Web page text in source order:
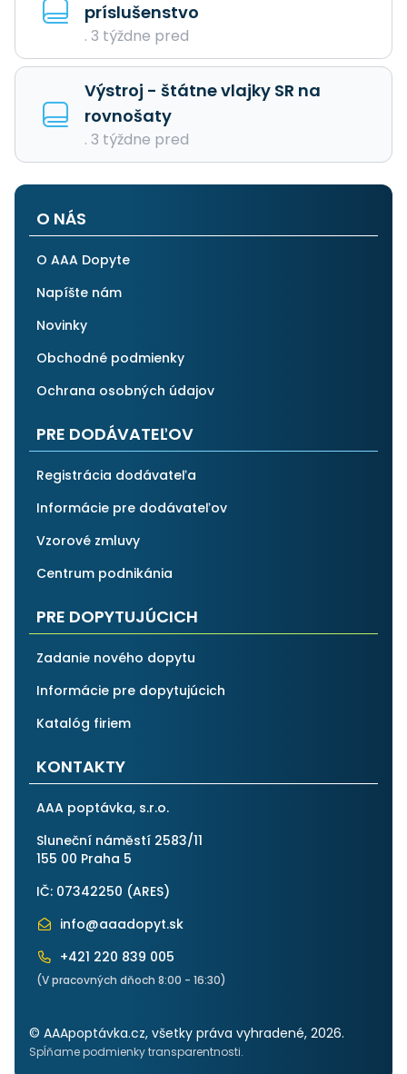
príslušenstvo
. 3 týždne pred
Výstroj - štátne vlajky SR na
rovnošaty
. 3 týždne pred
O NÁS
O AAA Dopyte
Napíšte nám
Novinky
Obchodné podmienky
Ochrana osobných údajov
PRE DODÁVATEĽOV
Registrácia dodávateľa
Informácie pre dodávateľov
Vzorové zmluvy
Centrum podnikánia
PRE DOPYTUJÚCICH
Zadanie nového dopytu
Informácie pre dopytujúcich
Katalóg firiem
KONTAKTY
AAA poptávka, s.r.o.
Sluneční náměstí 2583/11
155 00 Praha 5
IČ: 07342250 (ARES)
info@aaadopyt.sk
+421 220 839 005
(V pracovných dňoch 8:00 - 16:30)
© AAApoptávka.cz, všetky práva vyhradené, 2026.
Spĺňame podmienky transparentnosti.